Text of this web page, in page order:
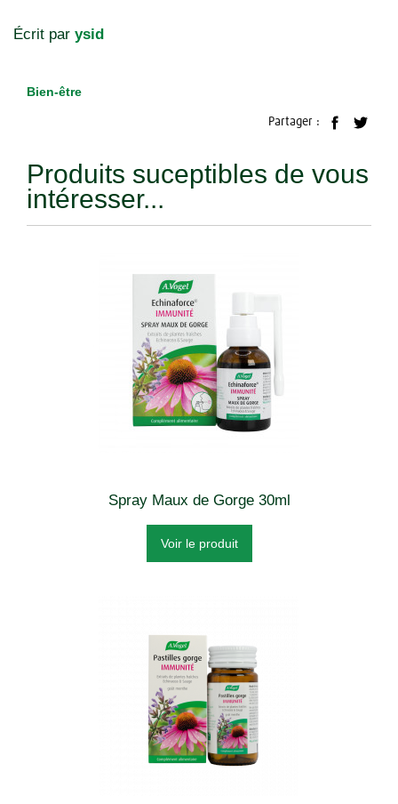
Écrit par ysid
Bien-être
Partager :
Produits suceptibles de vous
intéresser...
Spray Maux de Gorge 30ml
Voir le produit